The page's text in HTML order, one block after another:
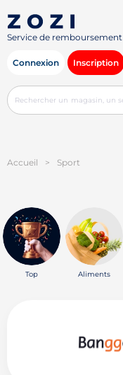
Service de remboursement
Connexion Inscription
Accueil > Sport
Top Aliments